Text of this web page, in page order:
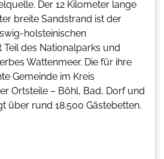
Der 12 Kilometer lange
breite Sandstrand ist der
holsteinischen
Teil des Nationalparks und
Wattenmeer. Die für ihre
Gemeinde im Kreis
Ortsteile – Böhl, Bad, Dorf und
über rund 18.500 Gästebetten.